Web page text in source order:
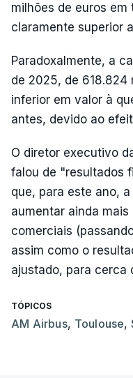
milhões de euros
claramente superior
Paradoxalmente, a
de 2025, de 618.824
inferior em valor à
antes, devido ao
O diretor executivo
falou de "resultados
que, para este ano,
aumentar ainda
comerciais
assim como o
ajustado, para cerca
TÓPICOS
AM Airbus, Toulouse,